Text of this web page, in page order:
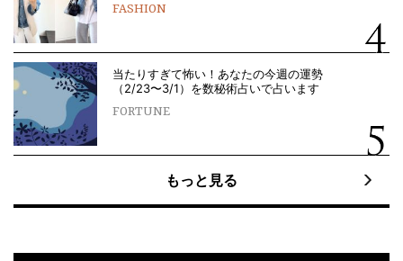
FASHION
当たりすぎて怖い！あなたの今週の運勢
（2/23〜3/1）を数秘術占いで占います
FORTUNE
もっと見る